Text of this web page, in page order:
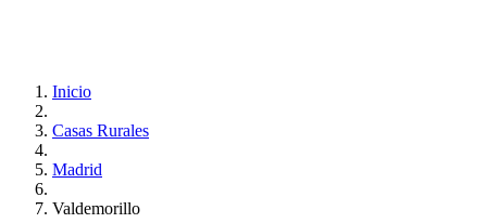
Inicio
Casas Rurales
Madrid
Valdemorillo